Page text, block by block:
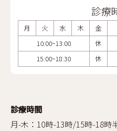
診療
月 火 水 木 金
10:00~13:00
休
15:00~18:30
休
診療時間
月-木：10時-13時/15時-18時